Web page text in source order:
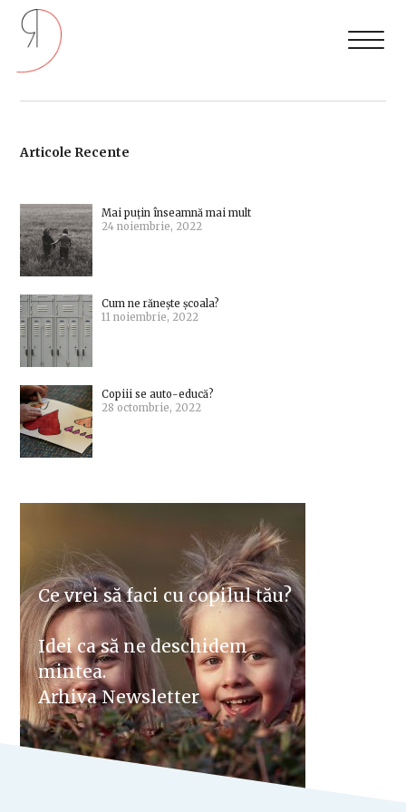
Articole Recente
Mai puțin înseamnă mai mult
24 noiembrie, 2022
Cum ne rănește școala?
11 noiembrie, 2022
Copiii se auto-educă?
28 octombrie, 2022
Ce vrei să faci cu copilul tău?
Idei ca să ne deschidem
mintea.
Arhiva Newsletter